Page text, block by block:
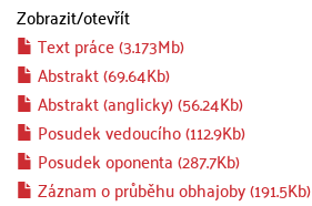
Zobrazit/otevřít
Text práce (3.173Mb)
Abstrakt (69.64Kb)
Abstrakt (anglicky) (56.24Kb)
Posudek vedoucího (112.9Kb)
Posudek oponenta (287.7Kb)
Záznam o průběhu obhajoby (191.5Kb)